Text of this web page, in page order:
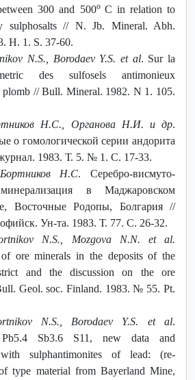
300 and 500o C in relation to
sulphosalts // N. Jb. Mineral. Abh.
H. 1. S. 37-60.
N.S., Borodaev Y.S. et al. Sur la
des sulfosels antimonieux
plomb // Bull. Mineral. 1982. N 1. 105.
Н.С., Органова Н.И. и др.
о гомологической серии андорита
1983. Т. 5. № 1. С. 17-33.
Н.С. Серебро-висмуто-
в Маджаровском
Восточные Родопы, Болгария //
Ун-та. 1983. Т. 77. С. 26-32.
N.S., Mozgova N.N. et al.
of ore minerals in the deposits of the
and the discussion on the ore
Geol. soc. Finland. 1983. № 55. Pt.
N.S., Borodaev Y.S. et al.
Pb5.4 Sb3.6 S11, new data and
sulphantimonites of lead: (re-
type material from Bayerland Mine,